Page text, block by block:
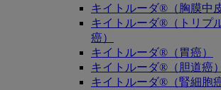
キイトルーダ®（胸膜中
キイトルーダ®（トリプ
癌）
キイトルーダ®（胃癌）
キイトルーダ®（胆道癌）
キイトルーダ®（腎細胞癌